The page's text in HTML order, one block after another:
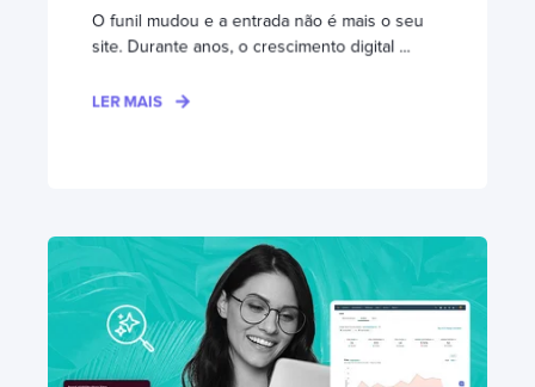
O funil mudou e a entrada não é mais o seu
site. Durante anos, o crescimento digital ...
LER MAIS